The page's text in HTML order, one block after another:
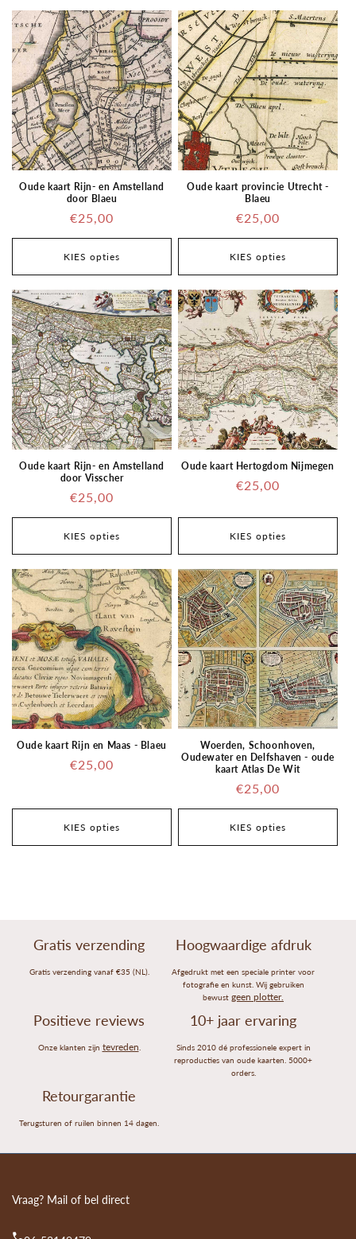
Oude kaart Rijn- en Amstelland
door Blaeu
Regular
price
€25,00
KIES opties
Oude kaart provincie Utrecht -
Blaeu
Regular
price
€25,00
KIES opties
Oude kaart Rijn- en Amstelland
door Visscher
Regular
price
€25,00
KIES opties
Oude kaart Hertogdom Nijmegen
Regular
€25,00
KIES opties
Oude kaart Rijn en Maas - Blaeu
Regular
€25,00
KIES opties
Woerden, Schoonhoven,
Oudewater en Delfshaven - oude
kaart Atlas De Wit
Regular
price
€25,00
KIES opties
Gratis verzending
Gratis verzending vanaf €35 (NL).
Hoogwaardige afdruk
Afgedrukt met een speciale printer voor
fotografie en kunst. Wij gebruiken
bewust geen plotter.
Positieve reviews
Onze klanten zijn tevreden
10+ jaar ervaring
Sinds 2010 dé professionele expert in
reproducties van oude kaarten. 5000+
orders.
Retourgarantie
Terugsturen of ruilen binnen 14 dagen.
Vraag? Mail of bel direct